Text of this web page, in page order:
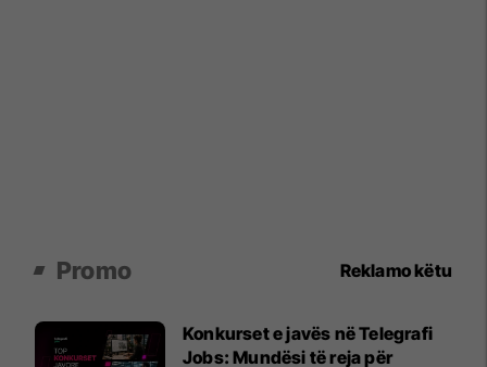
Promo Reklamo këtu
Konkurset e javës në Telegrafi
Jobs: Mundësi të reja për